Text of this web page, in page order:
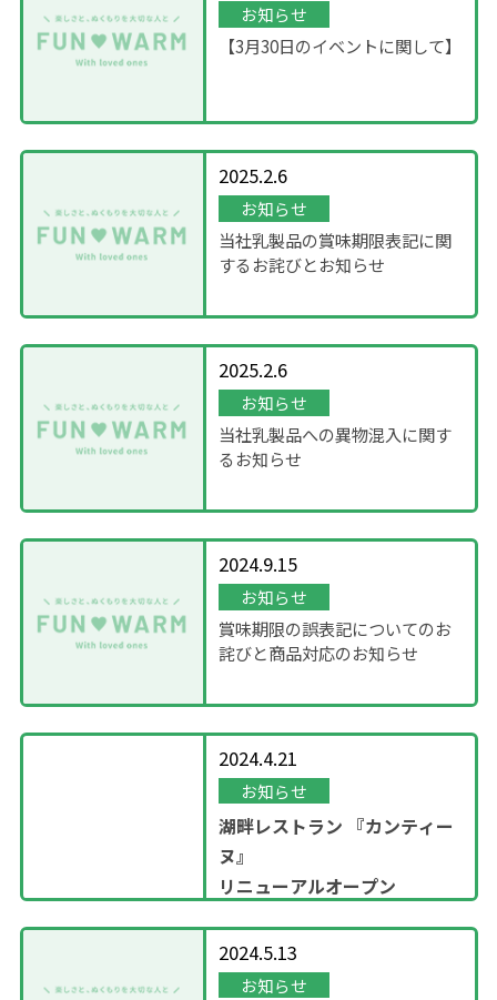
お知らせ
【3月30日のイベントに関して】
2025.2.6
お知らせ
当社乳製品の賞味期限表記に関
するお詫びとお知らせ
2025.2.6
お知らせ
当社乳製品への異物混入に関す
るお知らせ
2024.9.15
お知らせ
賞味期限の誤表記についてのお
詫びと商品対応のお知らせ
2024.4.21
お知らせ
湖畔レストラン 『カンティー
ヌ』
リニューアルオープン
2024.5.13
お知らせ